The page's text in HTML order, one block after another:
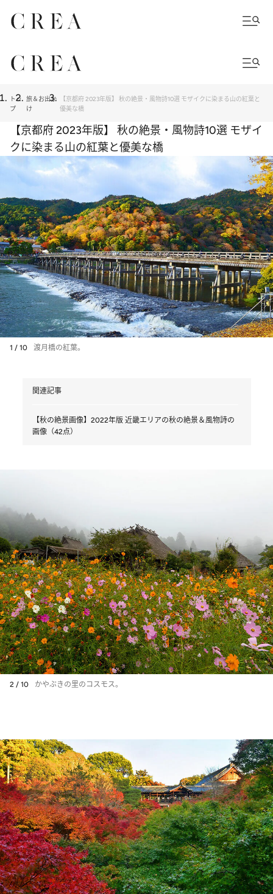
トッ
プ
旅＆お出か
け
【京都府 2023年版】 秋の絶景・風物詩10選 モザイクに染まる山の紅葉と
優美な橋
【京都府 2023年版】 秋の絶景・風物詩10選 モザイ
クに染まる山の紅葉と優美な橋
1 / 10 渡月橋の紅葉。
関連記事
【秋の絶景画像】2022年版 近畿エリアの秋の絶景＆風物詩の
画像（42点）
2 / 10 かやぶきの里のコスモス。